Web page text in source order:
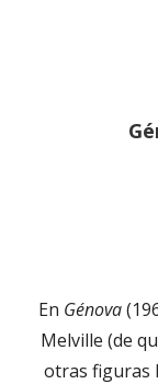
En Génova
Melville (de
otras figuras